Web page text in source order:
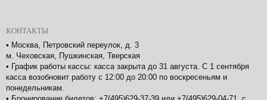
КОНТАКТЫ
• Москва, Петровский переулок, д. 3
м. Чеховская, Пушкинская, Тверская
• График работы кассы: касса закрыта до 31 августа. С 1 сентября
касса возобновит работу с 12:00 до 20:00 по воскресеньям и
понедельникам.